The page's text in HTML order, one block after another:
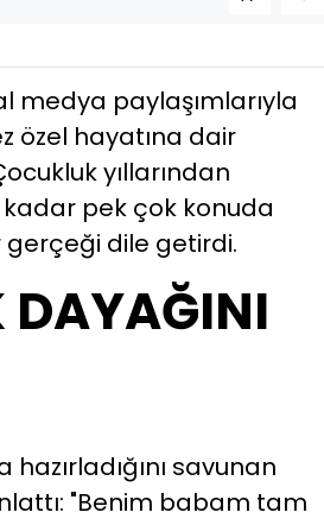
medya paylaşımlarıyla
özel hayatına dair
yıllarından
pek çok konuda
dile getirdi.
DAYAĞINI
savunan
"Benim babam tam